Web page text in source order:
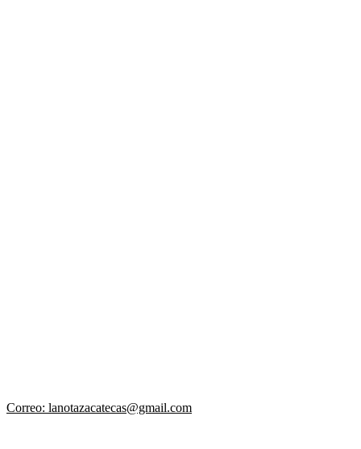
Correo: lanotazacatecas@gmail.com